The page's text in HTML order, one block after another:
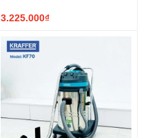
3.225.000₫